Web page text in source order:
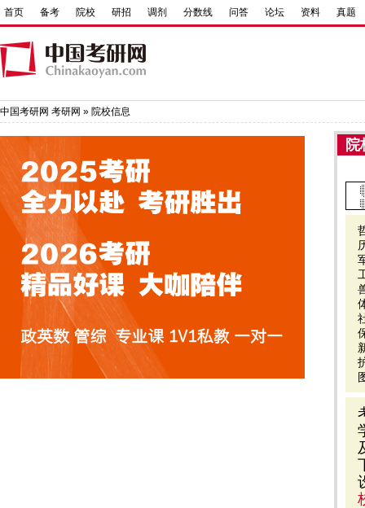
首页 备考 院校 研招 调剂 分数线 问答 论坛 资料 真题
中国考研网 考研网 » 院校信息
院